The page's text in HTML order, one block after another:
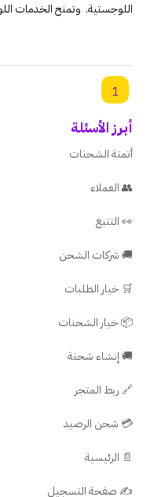
اللوجستية. وتمنح الخدمات
1
أبرز الأسئلة
أتمتة الشحنات
👥 العملاء
👀 التتبع
🚚 شركات الشحن
🛒 خيار الطلبات
📦 خيار الشحنات
🚚 إنشاء شحنة
🔗 ربط المتجر
💳 شحن الرصيد
📄 الرئيسية
✍️ صفحة التسجيل